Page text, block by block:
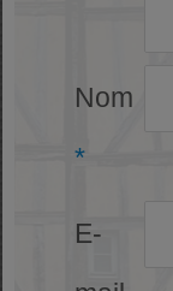
Nom
*
E-